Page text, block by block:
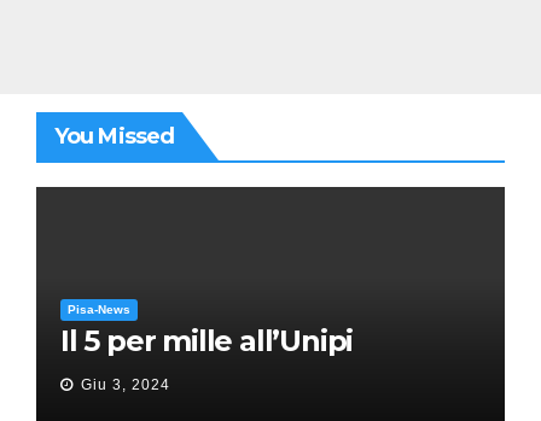
You Missed
Pisa-News
Il 5 per mille all’Unipi
Giu 3, 2024